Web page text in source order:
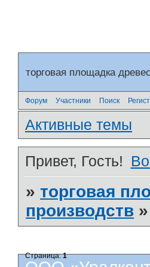
торговая площадка
Форум Участники Поиск
Активные темы
Привет, Гость!
»торговая
производств »
Страница:1